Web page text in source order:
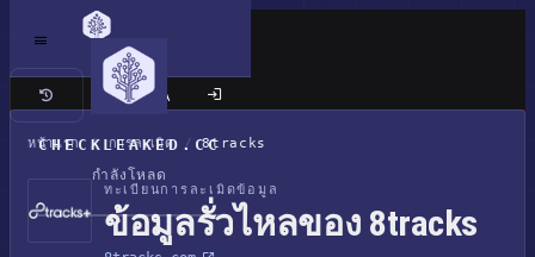
CHECKLEAKED.CC
กำลังโหลด
เว็บไซต์แบบคลาสสิก
หน้าแรก / การละเมิด / 8tracks
ทะเบียนการละเมิดข้อมูล
ข้อมูลรั่วไหลของ 8tracks